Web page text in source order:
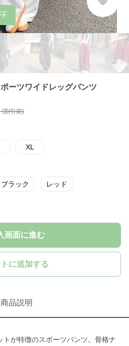
ーツワイドレッグパンツ
割引前)
XL
ブラック レッド
画面に進む
に追加する
商品説明
が特徴のスポーツパンツ。骨格ナ